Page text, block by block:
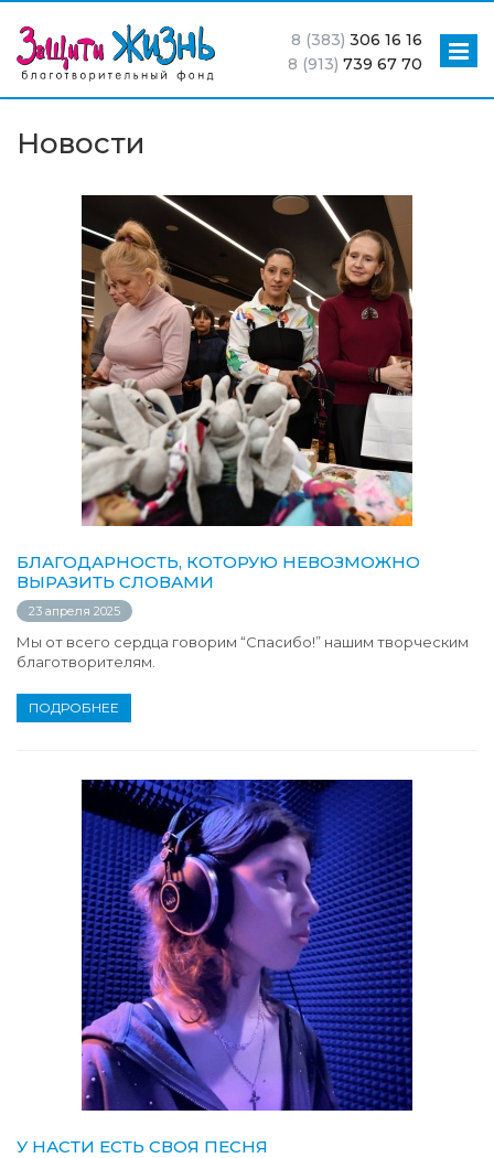
8 (383) 306 16 16
8 (913) 739 67 70
Новости
БЛАГОДАРНОСТЬ, КОТОРУЮ НЕВОЗМОЖНО
ВЫРАЗИТЬ СЛОВАМИ
23 апреля 2025
Мы от всего сердца говорим “Спасибо!” нашим творческим
благотворителям.
ПОДРОБНЕЕ
У НАСТИ ЕСТЬ СВОЯ ПЕСНЯ